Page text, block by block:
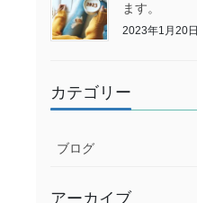
ます。
2023年1月20日
カテゴリー
ブログ
アーカイブ